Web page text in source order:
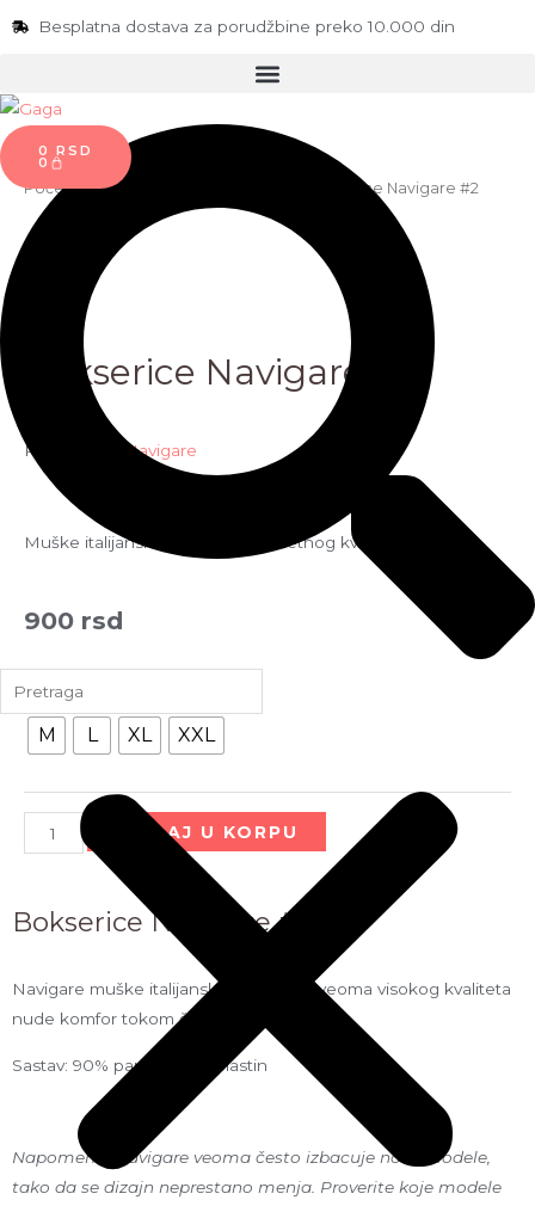
Besplatna dostava za porudžbine preko 10.000 din
0 RSD
0
Početna/Muškarci / Bokserice Navigare #2
Bokserice Navigare #2
Proizvođač: Navigare
Muške italijanske bokserice izuzetnog kvaliteta
900 rsd
Veličina
M L XL XXL
Bokserice Navigare #2
Navigare muške italijanske bokserice veoma visokog kvaliteta
nude komfor tokom čitavog dana.
Sastav: 90% pamuk, 10% elastin
Napomena: Navigare veoma često izbacuje nove modele,
tako da se dizajn neprestano menja. Proverite koje modele